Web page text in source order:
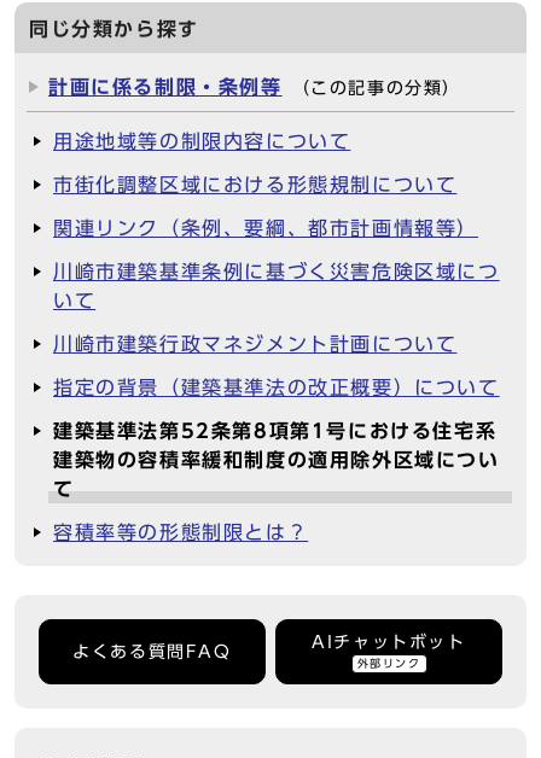
同じ分類から探す
計画に係る制限・条例等 （この記事の分類）
用途地域等の制限内容について
市街化調整区域における形態規制について
関連リンク（条例、要綱、都市計画情報等）
川崎市建築基準条例に基づく災害危険区域につ
いて
川崎市建築行政マネジメント計画について
指定の背景（建築基準法の改正概要）について
建築基準法第52条第8項第1号における住宅系
建築物の容積率緩和制度の適用除外区域につい
て
容積率等の形態制限とは？
よくある質問FAQ
AIチャットボット
外部リンク